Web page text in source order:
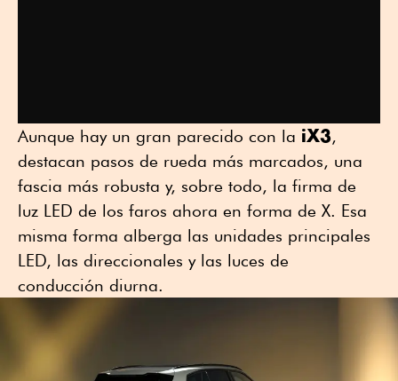
Aunque hay un gran parecido con la iX3,
destacan pasos de rueda más marcados, una
fascia más robusta y, sobre todo, la firma de
luz LED de los faros ahora en forma de X. Esa
misma forma alberga las unidades principales
LED, las direccionales y las luces de
conducción diurna.